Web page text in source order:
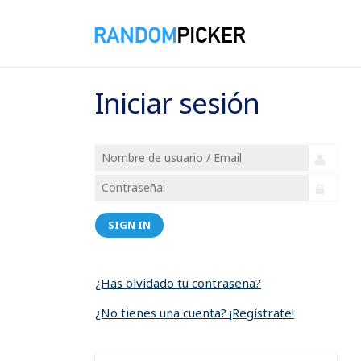
Iniciar sesión
SIGN IN
¿Has olvidado tu contraseña?
¿No tienes una cuenta? ¡Regístrate!